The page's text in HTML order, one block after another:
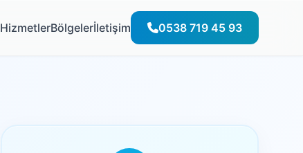
HizmetlerBölgelerİletişim 0538 719 45 93